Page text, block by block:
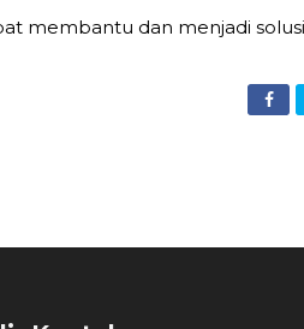
membantu dan menjadi